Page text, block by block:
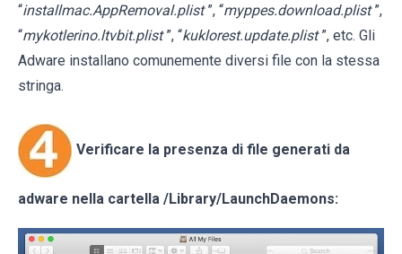
“installmac.AppRemoval.plist ”, “myppes.download.plist ”,
“mykotlerino.ltvbit.plist ”, “kuklorest.update.plist ”, etc. Gli
Adware installano comunemente diversi file con la stessa
stringa.
Verificare la presenza di file generati da
adware nella cartella /Library/LaunchDaemons: